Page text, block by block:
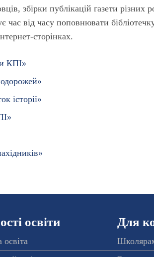
збірки публікацій газети різних
час від часу поповнювати
сторінках.
КПІ»
історії»
освіти Для